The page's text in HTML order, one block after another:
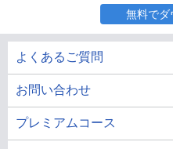
無料でダ
よくあるご質問
お問い合わせ
プレミアムコース